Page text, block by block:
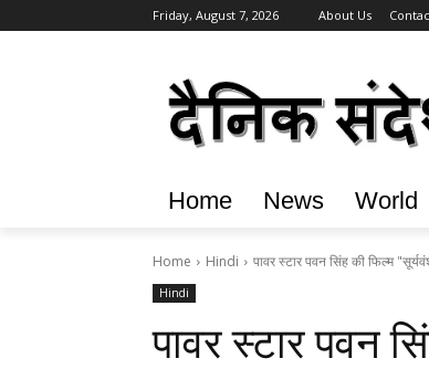
Friday, August 7, 2026 About Us
Home News World
Home Hindi पावर स्टार पवन सिंह की फिल्म
Hindi
पावर स्टार पवन